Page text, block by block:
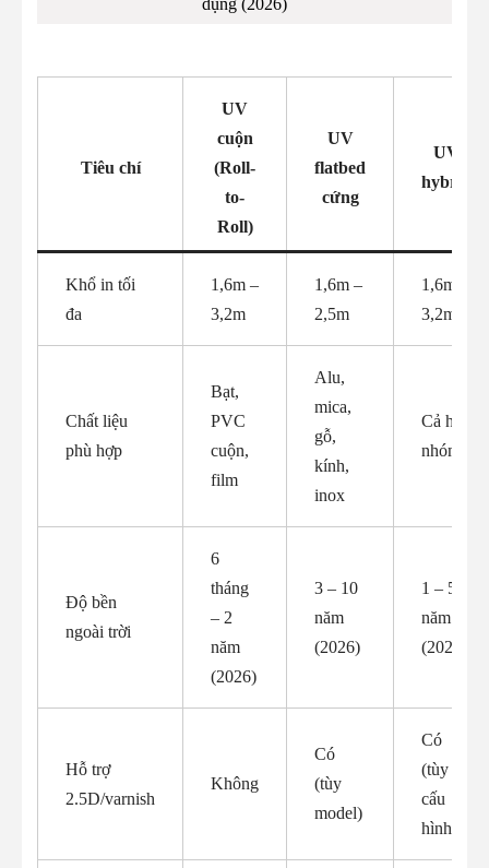
dụng (2026)
Tiêu chí
UV
cuộn
(Roll-
to-
Roll)
UV
flatbed
cứng
UV
hybrid
Khổ in tối
đa
1,6m –
3,2m
1,6m –
2,5m
1,6m –
3,2m
Chất liệu
phù hợp
Bạt,
PVC
cuộn,
film
Alu,
mica,
gỗ,
kính,
inox
Cả hai
nhóm
Độ bền
ngoài trời
6
tháng
– 2
năm
(2026)
3 – 10
năm
(2026)
1 – 5
năm
(2026)
Hỗ trợ
2.5D/varnish
Không
Có
(tùy
model)
Có
(tùy
cấu
hình)